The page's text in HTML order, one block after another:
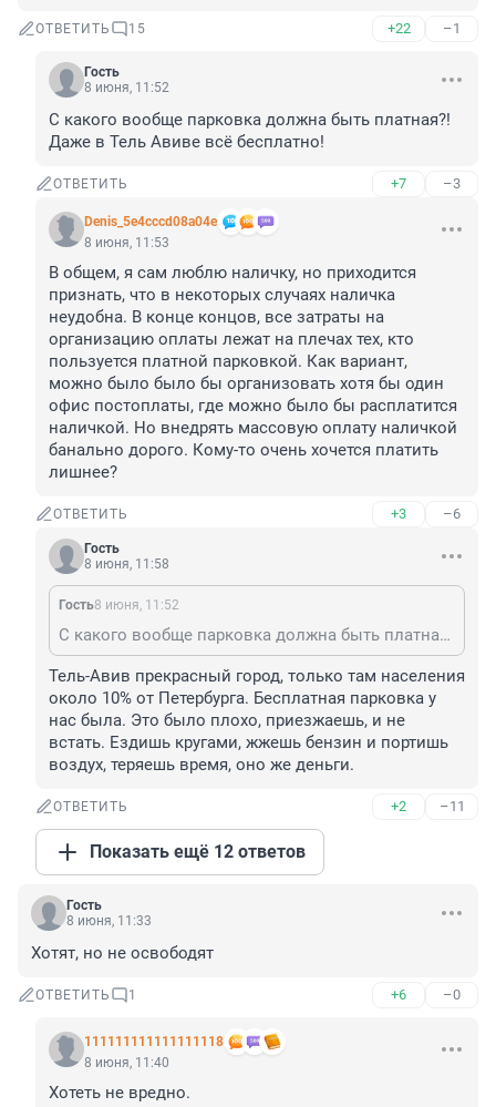
ОТВЕТИТЬ 15 +22 –1
Гость
8 июня, 11:52
С какого вообще парковка должна быть платная?!
Даже в Тель Авиве всё бесплатно!
ОТВЕТИТЬ +7 –3
Denis_5e4cccd08a04e
8 июня, 11:53
В общем, я сам люблю наличку, но приходится
признать, что в некоторых случаях наличка
неудобна. В конце концов, все затраты на
организацию оплаты лежат на плечах тех, кто
пользуется платной парковкой. Как вариант,
можно было было бы организовать хотя бы один
офис постоплаты, где можно было бы расплатится
наличкой. Но внедрять массовую оплату наличкой
банально дорого. Кому-то очень хочется платить
лишнее?
ОТВЕТИТЬ +3 –6
Гость
8 июня, 11:58
Гость8 июня, 11:52
С какого вообще парковка должна быть платная?! Даже в Тель Авиве всё бесплатно!
Тель-Авив прекрасный город, только там населения
около 10% от Петербурга. Бесплатная парковка у
нас была. Это было плохо, приезжаешь, и не
встать. Ездишь кругами, жжешь бензин и портишь
воздух, теряешь время, оно же деньги.
ОТВЕТИТЬ +2 –11
Показать ещё 12 ответов
Гость
8 июня, 11:33
Хотят, но не освободят
ОТВЕТИТЬ 1 +6 –0
111111111111111118
8 июня, 11:40
Хотеть не вредно.